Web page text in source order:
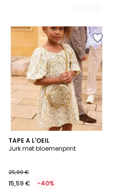
TAPE A L'OEIL
Jurk met bloemenprint
25,99 €
15,59 € -40%